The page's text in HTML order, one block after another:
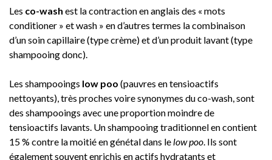
Les co-wash est la contraction en anglais des « mots
conditioner » et wash » en d’autres termes la combinaison
d’un soin capillaire (type crème) et d’un produit lavant (type
shampooing donc).
Les shampooings low poo (pauvres en tensioactifs
nettoyants), très proches voire synonymes du co-wash, sont
des shampooings avec une proportion moindre de
tensioactifs lavants. Un shampooing traditionnel en contient
15 % contre la moitié en génétal dans lelow poo. Ils sont
également souvent enrichis en actifs hydratants et